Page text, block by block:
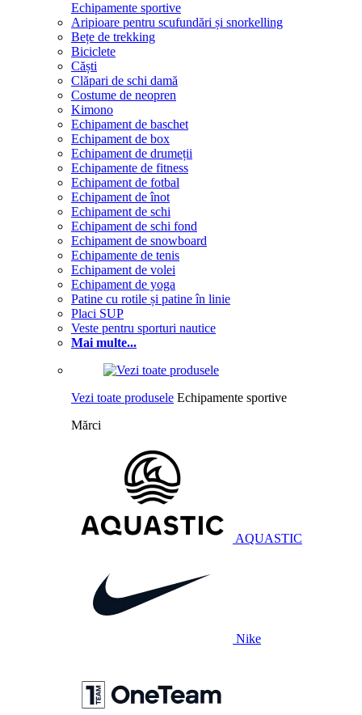
Echipamente sportive
Aripioare pentru scufundări și snorkelling
Bețe de trekking
Biciclete
Căști
Clăpari de schi damă
Costume de neopren
Kimono
Echipament de baschet
Echipament de box
Echipament de drumeții
Echipamente de fitness
Echipament de fotbal
Echipament de înot
Echipament de schi
Echipament de schi fond
Echipament de snowboard
Echipamente de tenis
Echipament de volei
Echipament de yoga
Patine cu rotile și patine în linie
Placi SUP
Veste pentru sporturi nautice
Mai multe...
Vezi toate produsele Echipamente sportive
Mărci
AQUASTIC
Nike